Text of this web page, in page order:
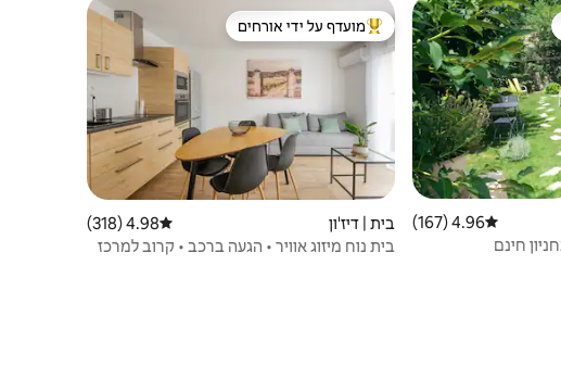
על ידי אורחים
דירוג ממוצע של 4.96 מתוך 5, 167 ביקורות
4.96 (167)
חינם
מוביל בקרב נכסים מועדפים על ידי אורחים
מועדף על ידי אורחים
בית | דיז'ון דירוג ממוצע של 4.98 מתוך 5, 318 ביקורות
4.98 (318)
בית נוח מיזוג אוויר • הגעה ברכב • קרוב למרכז